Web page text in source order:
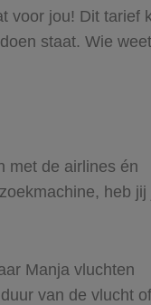
voor jou! Dit tarief
staat. Wie
met de airlines én
heb jij
Manja vluchten
van de vlucht of